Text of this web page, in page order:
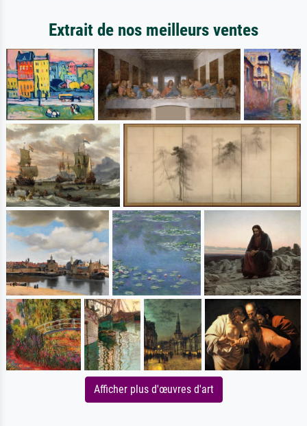
Extrait de nos meilleurs ventes
Afficher plus d'œuvres d'art